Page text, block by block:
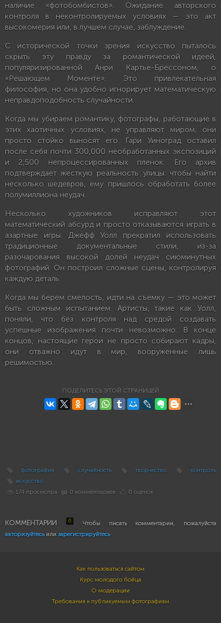
наличие «фотобомбистов». Ожидание авторского
контроля в неконтролируемых условиях — это акт
высокомерия или, в лучшем случае, заблуждение.
С исторической точки зрения искусство пыталось
скрыть эту правду за романтической идеей,
популяризированной Анри Картье-Брессоном, о
«Решающем Моменте». Это привлекательная
философия, но она удобно игнорирует математическую
неправдоподобность случайности.
Когда мы убираем романтику, фотографы, работающие в
этих хаотичных условиях, не управляют миром; они
просто стойко выносят его. Гари Уиноград оставил
после себя почти 300,000 необработанных экспозиций
и 2,500 непроцессированных пленок. Его архив
подтверждает жесткую реальность улицы: чтобы найти
несколько шедевров, ему пришлось обработать более
полумиллиона неудач.
Несколько художников исправляют этот
математический абсурд и просто отказываются играть в
азартные игры. Джефф Уолл прекратил использовать
традиционные документальные стили, из-за
разочарования высокой долей неудач сиюминутных
фотографий. Он построил сложные сцены, контролируя
каждую деталь.
Когда мы берем смелость, идти на съемку — это может
быть сложным испытанием. Артисты, такие как Уолл,
поняли, что без контроля над средой создавать
успешные изображения почти невозможно. В конце
концов, настоящие герои не просто собирают кадры,
они отважно идут в мир, вооруженные лишь
решимостью.
ПОДЕЛИТЕСЬ ЭТОЙ СТРАНИЦЕЙ
фотография случайность творчество
контроль
искусство
174 просмотра
0 комментариев 0 оценок
КОММЕНТАРИИ 0
Чтобы писать комментарии, пожалуйста
авторизуйтесьили зарегистрируйтесь
Как пользоваться сайтом
Курс молодого бойца
О модерации
Требования к публикуемым фотографиям